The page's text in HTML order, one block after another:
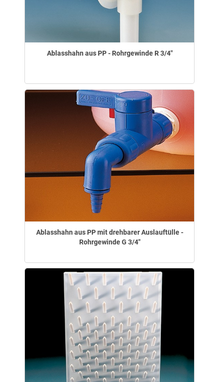
Ablasshahn aus PP - Rohrgewinde R 3/4"
Ablasshahn aus PP mit drehbarer Auslauftülle -
Rohrgewinde G 3/4"